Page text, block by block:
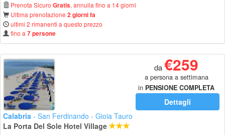
Prenota Sicuro Gratis, annulla fino a 14 giorni
Ultima prenotazione 2 giorni fa
ultimi 2 rimanenti a questo prezzo
fino a 7 persone
da€259
a persona a settimana
in PENSIONE COMPLETA
Dettagli
Calabria - San Ferdinando - Gioia Tauro
La Porta Del Sole Hotel Village